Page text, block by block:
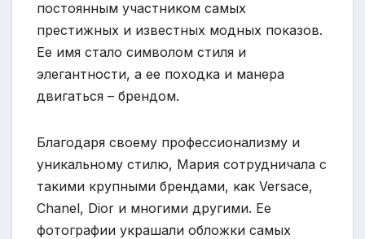
постоянным участником самых
престижных и известных модных показов.
Ее имя стало символом стиля и
элегантности, а ее походка и манера
двигаться – брендом.
Благодаря своему профессионализму и
уникальному стилю, Мария сотрудничала с
такими крупными брендами, как Versace,
Chanel, Dior и многими другими. Ее
фотографии украшали обложки самых